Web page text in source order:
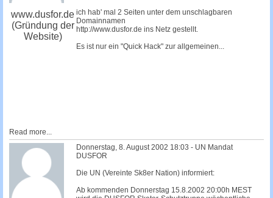
www.dusfor.de
(Gründung der
Website)
ich hab' mal 2 Seiten unter dem unschlagbaren
Domainnamen
http://www.dusfor.de ins Netz gestellt.
Es ist nur ein "Quick Hack" zur allgemeinen...
Read more...
Donnerstag, 8. August 2002 18:03 - UN Mandat
DUSFOR
Die UN (Vereinte Sk8er Nation) informiert:
Ab kommenden Donnerstag 15.8.2002 20:00h MEST